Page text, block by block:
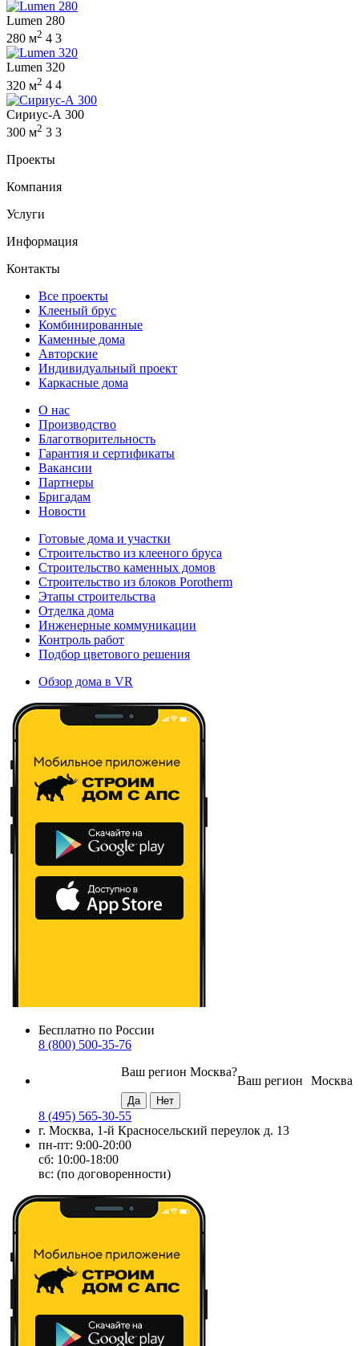
Lumen 280
280 м2 4 3
Lumen 320
320 м2 4 4
Сириус-А 300
300 м2 3 3
Проекты
Компания
Услуги
Информация
Контакты
Все проекты
Клееный брус
Комбинированные
Каменные дома
Авторские
Индивидуальный проект
Каркасные дома
О нас
Производство
Благотворительность
Гарантия и сертификаты
Вакансии
Партнеры
Бригадам
Новости
Готовые дома и участки
Строительство из клееного бруса
Строительство каменных домов
Строительство из блоков Porotherm
Этапы строительства
Отделка дома
Инженерные коммуникации
Контроль работ
Подбор цветового решения
Обзор дома в VR
Бесплатно по России
8 (800) 500-35-76
Москва
Ваш регион
Ваш регион Москва?
8 (495) 565-30-55
г. Москва, 1-й Красносельский переулок д. 13
пн-пт: 9:00-20:00
сб: 10:00-18:00
вс: (по договоренности)